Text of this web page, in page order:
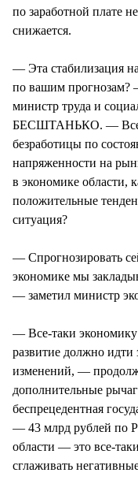
по заработной плате
снижается.
— Эта стабилизация
по вашим прогнозам?
министр труда и
БЕСШТАНЬКО. — Все-
безработицы по
напряженности на
в экономике области,
положительные
ситуация?
— Спрогнозировать
экономике мы
— заметил министр
— Все-таки экономику
развитие должно идти
изменений, —
дополнительные
беспрецедентная
— 43 млрд рублей по
области — это все-
сглаживать